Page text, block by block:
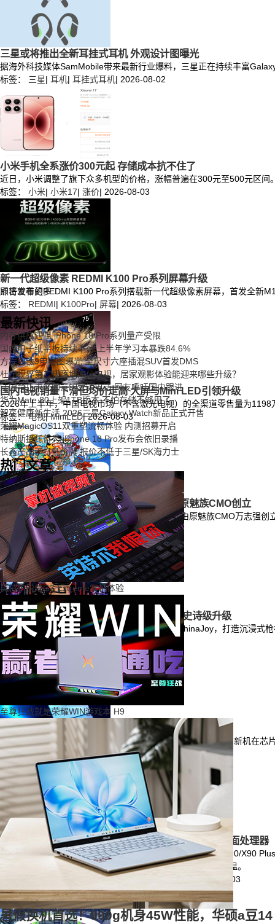
三星或将推出全新耳挂式耳机 外观设计图曝光
据海外科技媒体SamMobile带来最新行业爆料，三星正在持续丰富
标签： 三星| 耳机| 耳挂式耳机| 2026-08-02
小米手机全系涨价300元起 存储成本抗不住了
近日，小米调整了旗下众多机型的价格，涨幅普遍在300元至500元区
标签： 小米| 小米17| 涨价| 2026-08-03
新一代超级像素 REDMI K100 Pro系列屏幕升级
即将发布的REDMI K100 Pro系列搭载新一代超级像素屏幕，首发全新
标签： REDMI| K100Pro| 屏幕| 2026-08-03
国内电视销量下滑但均价走高 大屏与Mini LED引领升级
2026年上半年，中国电视市场（不含激光电视）的全渠道零售量为
标签：电视|MiniLED|2026-08-03
「追求源于热爱」公司将举行创业发布会 原魅族CMO创立
「追求源于热爱」公司宣布正式亮相，该公司是由原魅族CMO万志强
标签：魅族|2026-08-03
一加CJ打造沉浸枪神体验 透露下半年将迎史诗级升级
PChome消息，一加以“玩射击游戏”为主题亮相ChinaJoy，打造沉浸
标签：
| CJ |2026-08-02
iQOO Neo11S准备就绪 天玑9500处理器性能更强
iQOO Neo11S新机即将登场，作为iQOO Neo11的升级机型，新机在
标签：iQOO |IQOONeo11S|性能|2026-08-03
PC鲜辣报：Radeon RX9050上市 华为公布新麒麟桌面处理器
过去一周，PC硬件行业迎来多项重要变化。华为公布麒麟XE90/X90
Nova Lake平台布局，CPU、GPU及AI PC生态竞争进一步升温。
|麒麟 2026-08-03
点击查看更多
最新快讯
内存供应遇阻 iPhone 18 Pro系列量产受限
国内电子纸平板持续下行 上半年学习本暴跌84.6%
方程豹钛9申报图曝光 全尺寸六座插混SUV首发DMS
杜比视界第二代落地海信电视，居家观影体验能迎来哪些升级？
法国禁止未经同意的营销电话 网友呼吁国内跟进
华为Mate 80上架1TB版本 不怕存储不够用了
智享健康新生活 2026三星Galaxy Watch新品正式开售
荣耀MagicOS11双重塑流畅体验 内测招募开启
特纳斯接任首秀 iPhone 18 Pro发布会依旧录播
长鑫产品不打低价牌 报价不低于三星/SK海力士
热门文章
英特尔锐炫G3 Extreme掌机体验
至尊狂战就是荣耀WIN游戏本 H9
暑假换机首选！990g机身45W性能，华硕a豆